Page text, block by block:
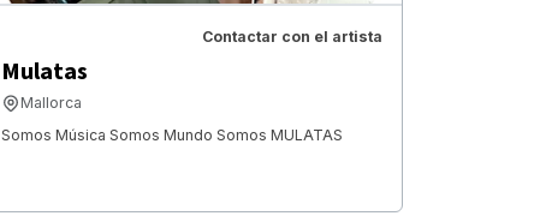
Contactar con el artista
Mulatas
Mallorca
Somos Música Somos Mundo Somos MULATAS